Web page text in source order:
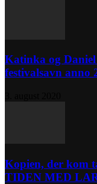
Katinka og
festivalsavn anno
Kopien, der kom
TIDEN MED